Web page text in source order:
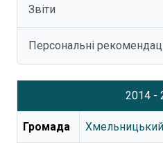
Звіти
Персональні
2014 -
Громада Хмельницький